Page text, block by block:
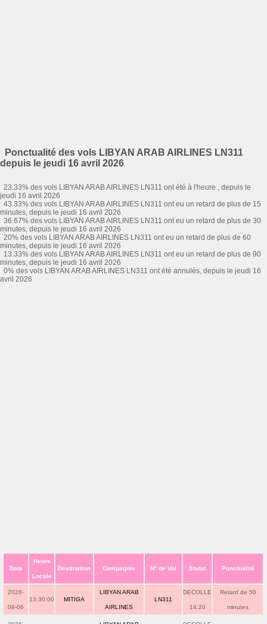
Ponctualité des vols LIBYAN ARAB AIRLINES LN311
depuis le jeudi 16 avril 2026
23.33% des vols LIBYAN ARAB AIRLINES LN311 ont été à l'heure , depuis le
jeudi 16 avril 2026
43.33% des vols LIBYAN ARAB AIRLINES LN311 ont eu un retard de plus de 15
minutes, depuis le jeudi 16 avril 2026
36.67% des vols LIBYAN ARAB AIRLINES LN311 ont eu un retard de plus de 30
minutes, depuis le jeudi 16 avril 2026
20% des vols LIBYAN ARAB AIRLINES LN311 ont eu un retard de plus de 60
minutes, depuis le jeudi 16 avril 2026
13.33% des vols LIBYAN ARAB AIRLINES LN311 ont eu un retard de plus de 90
minutes, depuis le jeudi 16 avril 2026
0% des vols LIBYAN ARAB AIRLINES LN311 ont été annulés, depuis le jeudi 16
avril 2026
Date
Heure
Locale
Destination Compagnie N° de Vol Statut Ponctualité
2026-
08-06
13:30:00 MITIGA
LIBYAN ARAB
AIRLINES
LN311
DECOLLE
14:20
Retard de 50
minutes